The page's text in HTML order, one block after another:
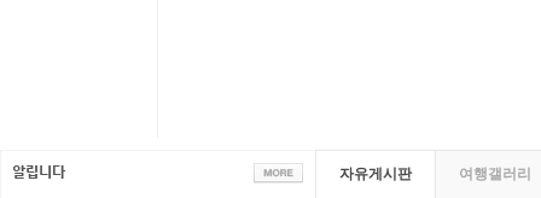
자유게시판 여행갤러리